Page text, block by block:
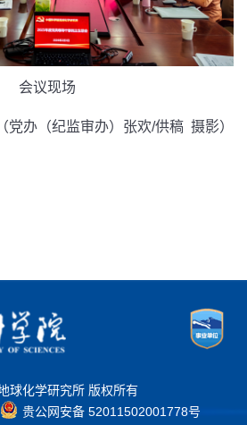
会议现场
（党办（纪监审办）张欢/供稿 摄影）
球化学研究所 版权所有
贵公网安备 52011502001778号